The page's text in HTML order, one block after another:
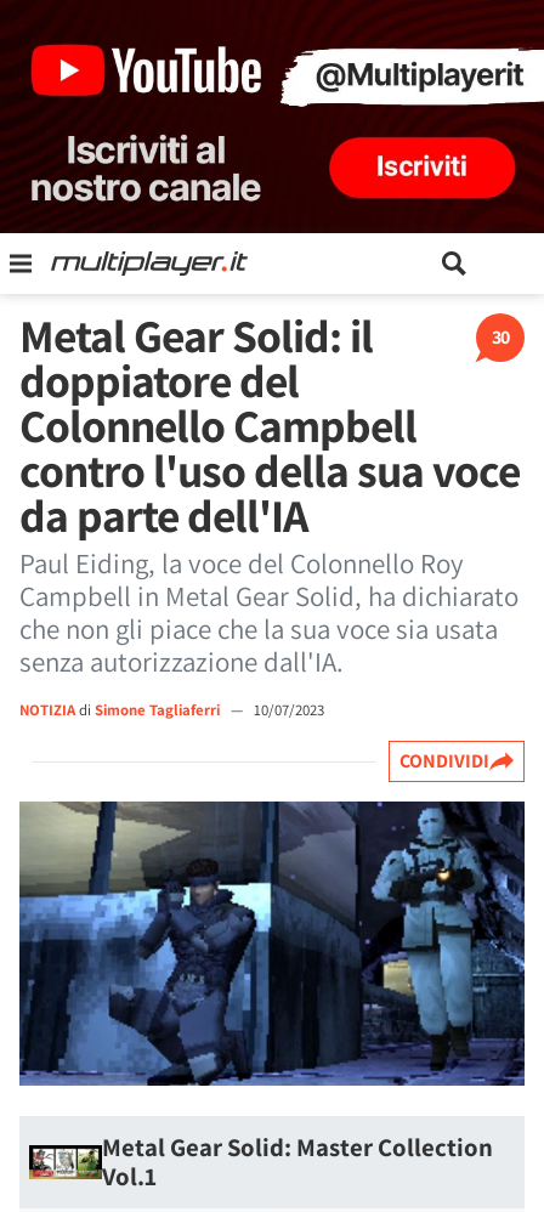
30
Metal Gear Solid: il
doppiatore del
Colonnello Campbell
contro l'uso della sua voce
da parte dell'IA
Paul Eiding, la voce del Colonnello Roy
Campbell in Metal Gear Solid, ha dichiarato
che non gli piace che la sua voce sia usata
senza autorizzazione dall'IA.
NOTIZIAdi Simone Tagliaferri — 10/07/2023
CONDIVIDI
Metal Gear Solid: Master Collection
Vol.1